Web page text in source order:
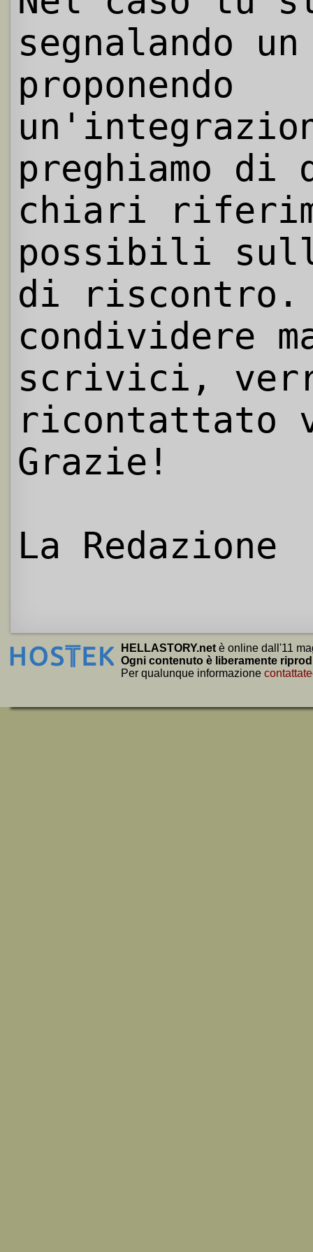
segnalando
proponendo
preghiamo
chiari
possibili
di riscontro.
condividere
scrivici,
ricontattato
Grazie!
La Redazione
HELLASTORY.net è online dall'11
Ogni contenuto è liberamente
Per qualunque informazione